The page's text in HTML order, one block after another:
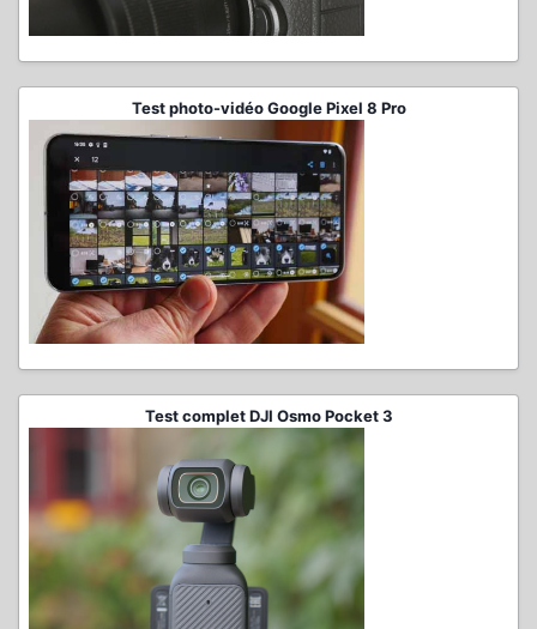
Test photo-vidéo Google Pixel 8 Pro
Test complet DJI Osmo Pocket 3